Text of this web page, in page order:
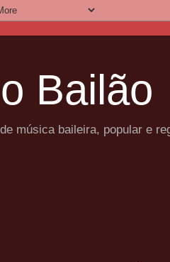
Bailão
música baileira, popular e